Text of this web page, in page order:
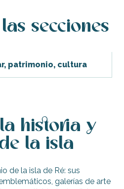
secciones
patrimonio, cultura
historia y
la isla
de la isla de Ré: sus
galerías de arte